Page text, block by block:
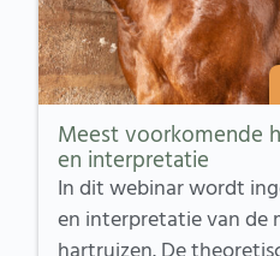
Meest voorkomende
en interpretatie
In dit webinar wordt
en interpretatie van de